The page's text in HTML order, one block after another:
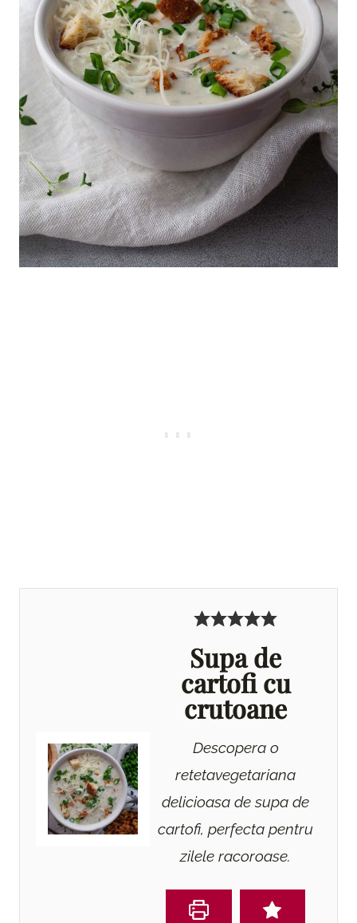
Supa de
cartofi cu
crutoane
Descopera o
retetavegetariana
delicioasa de supa de
cartofi, perfecta pentru
zilele racoroase.